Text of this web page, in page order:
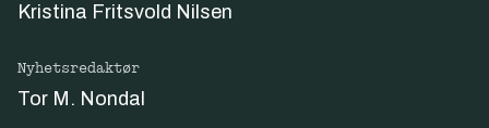
Kristina Fritsvold Nilsen
Nyhetsredaktør
Tor M. Nondal